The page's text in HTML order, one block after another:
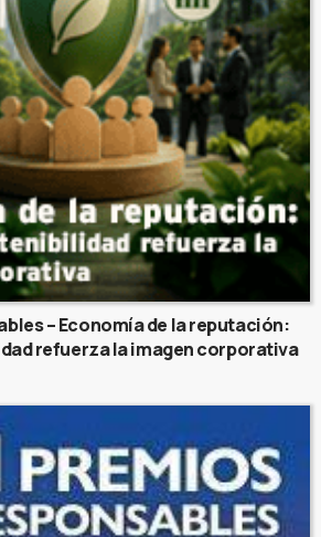
– Economía de la reputación:
refuerza la imagen corporativa